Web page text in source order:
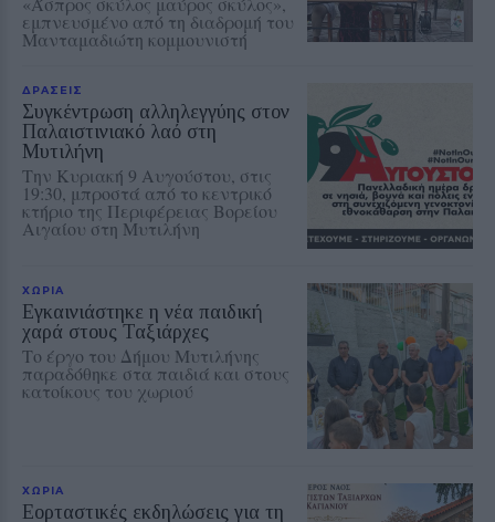
εμπνευσμένο από τη διαδρομή του
Μανταμαδιώτη κομμουνιστή
ΔΡΑΣΕΙΣ
Συγκέντρωση αλληλεγγύης στον
Παλαιστινιακό λαό στη
Μυτιλήνη
Την Κυριακή 9 Αυγούστου, στις
19:30, μπροστά από το κεντρικό
κτήριο της Περιφέρειας Βορείου
Αιγαίου στη Μυτιλήνη
ΧΩΡΙΑ
Εγκαινιάστηκε η νέα παιδική
χαρά στους Ταξιάρχες
Το έργο του Δήμου Μυτιλήνης
παραδόθηκε στα παιδιά και στους
κατοίκους του χωριού
ΧΩΡΙΑ
Εορταστικές εκδηλώσεις για τη